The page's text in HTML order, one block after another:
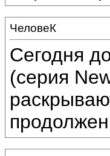
ЧеловеК
Сегодня
(серия